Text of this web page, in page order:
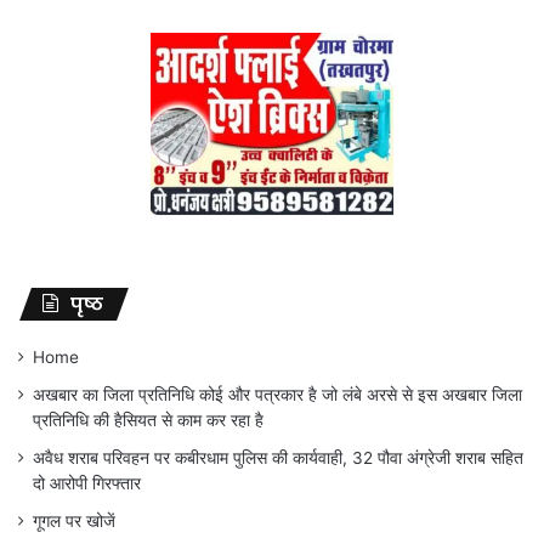
पृष्ठ
Home
अखबार का जिला प्रतिनिधि कोई और पत्रकार है जो लंबे अरसे से इस अखबार जिला
प्रतिनिधि की हैसियत से काम कर रहा है
अवैध शराब परिवहन पर कबीरधाम पुलिस की कार्यवाही, 32 पौवा अंग्रेजी शराब सहित
दो आरोपी गिरफ्तार
गूगल पर खोजें